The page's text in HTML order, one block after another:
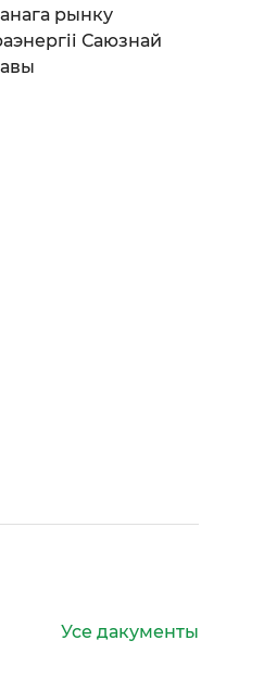
рынку
Саюзнай
Усе дакументы